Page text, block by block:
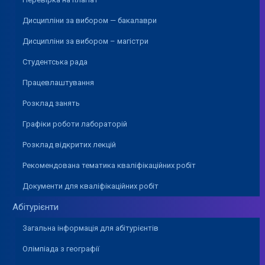
Дисципліни за вибором — бакалаври
Дисципліни за вибором – магістри
Студентська рада
Працевлаштування
Розклад занять
Графіки роботи лабораторій
Розклад відкритих лекцій
Рекомендована тематика кваліфікаційних робіт
Документи для кваліфікаційних робіт
Абітурієнти
Загальна інформація для абітурієнтів
Олімпіада з географії